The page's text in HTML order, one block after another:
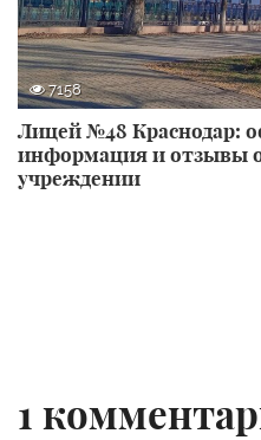
7158
Лицей №48 Краснодар:
информация и отзывы
учреждении
1